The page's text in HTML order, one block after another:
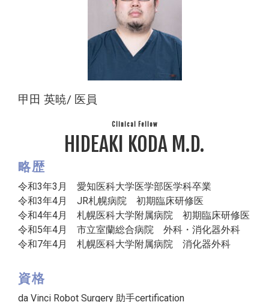
甲田 英暁/ 医員
Clinical Fellow
HIDEAKI KODA M.D.
略歴
令和3年3月 愛知医科大学医学部医学科卒業
令和3年4月 JR札幌病院 初期臨床研修医
令和4年4月 札幌医科大学附属病院 初期臨床研修医
令和5年4月 市立室蘭総合病院 外科・消化器外科
令和7年4月 札幌医科大学附属病院 消化器外科
資格
da Vinci Robot Surgery 助手certification